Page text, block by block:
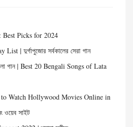
Picks for 2024
| দুর্গাপুজোর সর্বকালের সেরা গান
গান | Best 20 Bengali Songs of Lata
to Watch Hollywood Movies Online in
ওয়েব সাইট